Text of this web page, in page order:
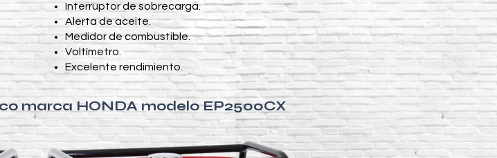
Interruptor de sobrecarga.
Alerta de aceite.
Medidor de combustible.
Voltímetro.
Excelente rendimiento.
marca HONDA modelo EP2500CX